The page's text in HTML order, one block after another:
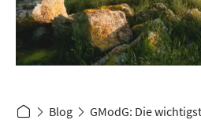
Blog GModG: Die